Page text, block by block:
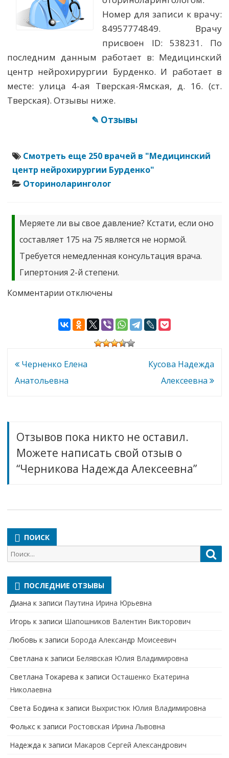
Номер для записи к врачу:
84957774849. Врачу
присвоен ID: 538231. По
последним данным работает в: Медицинский
центр нейрохирургии Бурденко. И работает в
месте: улица 4-ая Тверская-Ямская, д. 16. (ст.
Тверская). Отзывы ниже.
✎ Отзывы
Смотреть еще 250 врачей в "Медицинский
центр нейрохирургии Бурденко"
Оториноларинголог
Меряете ли вы свое давление? Кстати, если оно
составляет 175 на 75 является не нормой.
Требуется немедленная консультация врача.
Гипертония 2-й степени.
Комментарии к
Надежда
Алексеевна
отключены
Навигация
по
Черненко Елена
Анатольевна
Кусова Надежда
Алексеевна
Отзывов пока никто не оставил.
Можете написать свой отзыв о
“Черникова Надежда Алексеевна”
ПОИСК
Поиск
для:
ПОСЛЕДНИЕ ОТЗЫВЫ
Диана к записи Паутина Ирина Юрьевна
Игорь к записи Шапошников Валентин Викторович
Любовь к записи Борода Александр Моисеевич
Светлана к записи Белявская Юлия Владимировна
Cветлана Токарева к записи Осташенко Екатерина
Николаевна
Света Бодина к записи Выхристюк Юлия Владимировна
Фолькс к записи Ростовская Ирина Львовна
Надежда к записи Макаров Сергей Александрович